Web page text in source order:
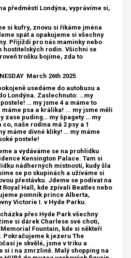
předměstí Londýna, vyprávíme si,
si kufry, znovu si říkáme jména
spát a opakujeme si všechny
Přijíždí pro nás maminky nebo
hostitelských rodin. Všichni se
trošku bojíme, zda to
March 26th 2025
usedáme do autobusu a
Londýna. Zaslechnuto: …my
… my jsme 4 a máme to
psa a králíka! ... my jsme měli
zase puding… my špagety … my
naše rodina má 2 psy a 1
máme divné kliky! … my máme
postele!
a vydáváme se na prohlídku
Kensington Palace. Tam si
nádherných místností, kudy šla
se po skupinách a užíváme si
přestávku. Jdeme se podívat na
Royal Hall, kde zpívali Beatles nebo
pomník prince Alberta,
Victorie I. v Hyde Parku.
přes Hyde Park všechny
si dárek Charlese své choti,
Fountain, kde si někteří
Pokračujeme k jezeru The
je skvělé, jsme v triku a
si i na zmrzlině. Malý shopping na